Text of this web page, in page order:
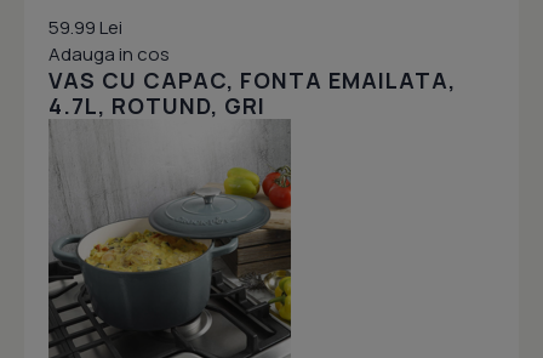
59.99 Lei
Adauga in cos
VAS CU CAPAC, FONTA EMAILATA,
4.7L, ROTUND, GRI